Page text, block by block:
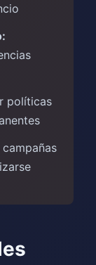
políticas
campañas